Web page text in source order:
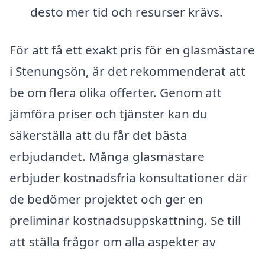
desto mer tid och resurser krävs.
För att få ett exakt pris för en glasmästare
i Stenungsön, är det rekommenderat att
be om flera olika offerter. Genom att
jämföra priser och tjänster kan du
säkerställa att du får det bästa
erbjudandet. Många glasmästare
erbjuder kostnadsfria konsultationer där
de bedömer projektet och ger en
preliminär kostnadsuppskattning. Se till
att ställa frågor om alla aspekter av